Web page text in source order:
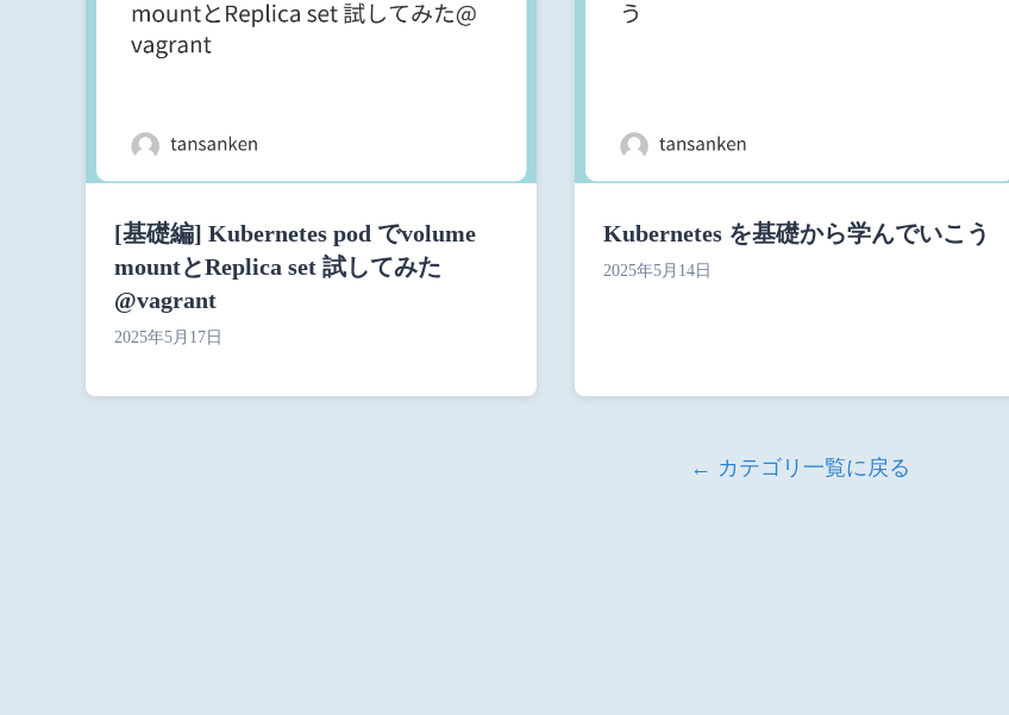
[基礎編] Kubernetes pod でvolume
mountとReplica set 試してみた
@vagrant
2025年5月17日
Kubernetes を基礎から学んでいこう
2025年5月14日
← カテゴリ一覧に戻る